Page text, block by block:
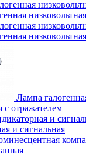
Лампа
с отражателем
и сигнальная